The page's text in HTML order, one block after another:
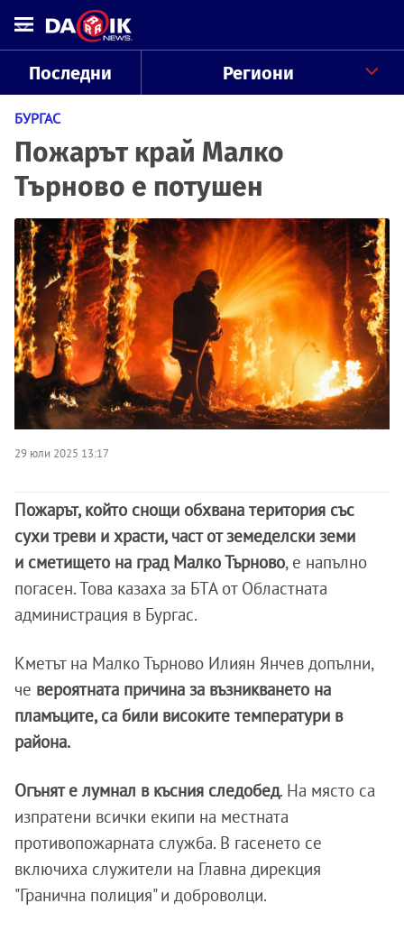
Последни Региони
БУРГАС
Пожарът край Малко
Търново е потушен
29 юли 2025 13:17
Пожарът, който снощи обхвана територия със
сухи треви и храсти, част от земеделски земи
и сметището на град Малко Търново, е напълно
погасен. Това казаха за БТА от Областната
администрация в Бургас.
Кметът на Малко Търново Илиян Янчев допълни,
че вероятната причина за възникването на
пламъците, са били високите температури в
района.
Огънят е лумнал в късния следобед. На място са
изпратени всички екипи на местната
противопожарната служба. В гасенето се
включиха служители на Главна дирекция
"Гранична полиция" и доброволци.